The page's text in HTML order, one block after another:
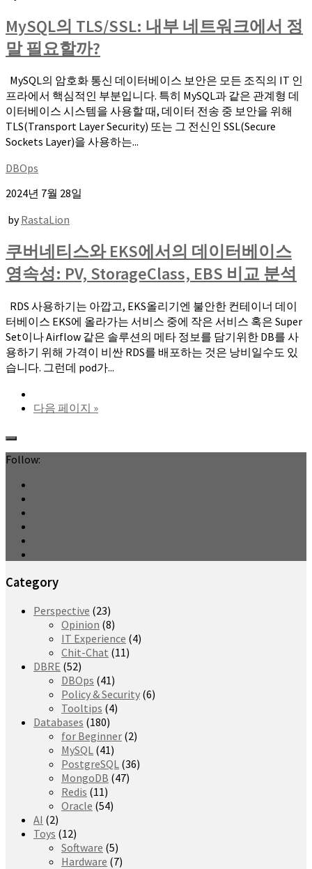
MySQL의 TLS/SSL: 내부 네트워크에서 정
말 필요할까?
MySQL의 암호화 통신 데이터베이스 보안은 모든 조직의 IT 인
프라에서 핵심적인 부분입니다. 특히 MySQL과 같은 관계형 데
이터베이스 시스템을 사용할 때, 데이터 전송 중 보안을 위해
TLS(Transport Layer Security) 또는 그 전신인 SSL(Secure
Sockets Layer)을 사용하는...
DBOps
2024년 7월 28일
byRastaLion
쿠버네티스와 EKS에서의 데이터베이스
영속성: PV, StorageClass, EBS 비교 분석
RDS 사용하기는 아깝고, EKS올리기엔 불안한 컨테이너 데이
터베이스 EKS에 올라가는 서비스 중에 작은 서비스 혹은 Super
Set이나 Airflow 같은 솔루션의 메타 정보를 담기위한 DB를 사
용하기 위해 가격이 비싼 RDS를 배포하는 것은 낭비일수도 있
습니다. 그런데 pod가...
다음 페이지 »
Follow:
Category
Perspective (23)
Opinion (8)
IT Experience (4)
Chit-Chat (11)
DBRE (52)
DBOps (41)
Policy & Security (6)
Tooltips (4)
Databases (180)
for Beginner (2)
MySQL (41)
PostgreSQL (36)
MongoDB (47)
Redis (11)
Oracle (54)
AI (2)
Toys (12)
Software (5)
Hardware (7)